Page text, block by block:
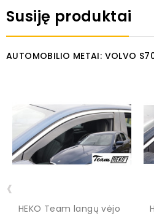
Susiję produktai
AUTOMOBILIO METAI: VOLVO
HEKO Team langų vėjo
‹